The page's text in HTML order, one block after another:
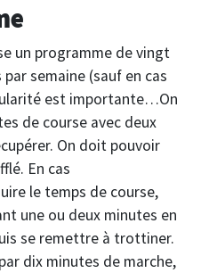
un programme de vingt
semaine (sauf en cas
est importante…On
de course avec deux
On doit pouvoir
En cas
le temps de course,
une ou deux minutes en
se remettre à trottiner.
dix minutes de marche,